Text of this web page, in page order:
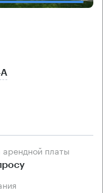
арендной платы